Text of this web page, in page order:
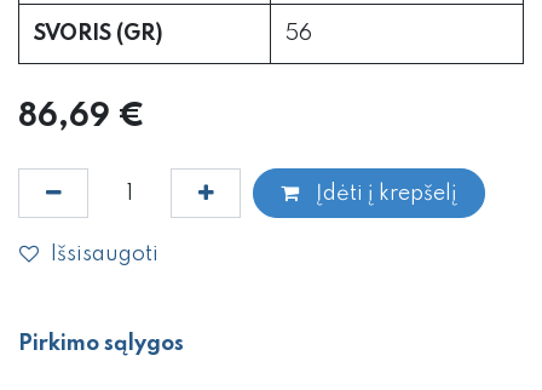
SVORIS (GR) 56
86,69 €
Įdėti į krepšelį
Išsisaugoti
Pirkimo sąlygos